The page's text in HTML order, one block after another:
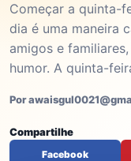
Começar a quinta-
dia é uma maneira
amigos e
humor. A quinta-
Por
Compartilhe
Facebook